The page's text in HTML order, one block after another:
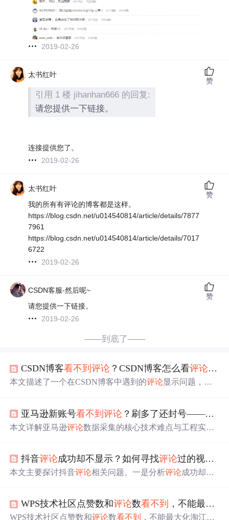
2019-02-26
太书红叶
引用 1 楼 jihanhan666 的回复:
请您提供一下链接。
连接提供您了。
2019-02-26
赞
太书红叶
我的所有有评论的博客都是这样。
https://blog.csdn.net/u014540814/article/details/7877
7961
https://blog.csdn.net/u014540814/article/details/7017
6722
2019-02-26
赞
CSDN客服-然后呢~
请您提供一下链接。
2019-02-26
赞
——到底了——
CSDN博客看不到评论 ？CSDN博客怎么看评论？
本文描述了一个在CSDN博客中遇到的评论显示问题，即
浏览器上均有出现。
亚马逊新账号看不到评论 ？刷多了还封号——这个工具彻底解决
本文详解亚马逊评论数据采集的核心技术难点与工程实
种接入方式，并开源完整实现。重点解决新账号无法查看
评论、高频访问触发封禁等问题，适用于电商用户运营与
抖音评论成功却不显示？如何寻找评论过的视频丨国仁网络 国仁猫哥
本文主要探讨抖音评论相关问题。一是分析评论成功却不
功能即可找到。还指出评论看不到可能是抖音问题或被发
布者删除。
WPS技术社区点赞数和评论数看不到 ，不能最大化
WPS技术社区点赞数和评论数看不到 ，不能最大化淘江湖